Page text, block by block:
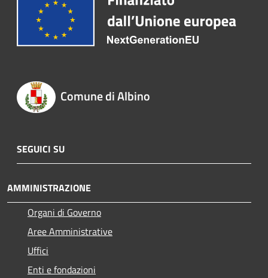
Comune di Albino
SEGUICI SU
AMMINISTRAZIONE
Organi di Governo
Aree Amministrative
Uffici
Enti e fondazioni